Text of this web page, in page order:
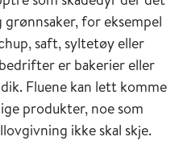
for eksempel
saft, syltetøy eller
er bakerier eller
Fluene kan lett komme
produkter, noe som
ikke skal skje.